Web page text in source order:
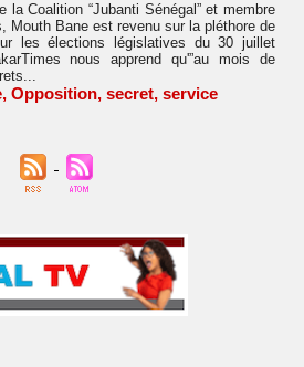
la Coalition “Jubanti Sénégal” et membre
Mouth Bane est revenu sur la pléthore de
les élections législatives du 30 juillet
nous apprend qu'”au mois de
, Opposition, secret, service